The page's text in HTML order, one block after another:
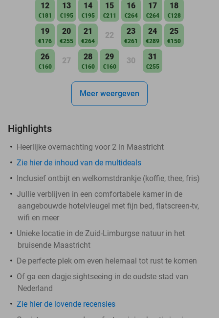
12
€181
13
€195
14
€195
15
€211
16
€264
17
€264
18
€128
19
€176
20
€255
21
€264
22 23
€261
24
€289
25
€150
26
€160
27 28
€160
29
€160
30 31
€255
Meer weergeven
Highlights
Heerlijke overnachting voor 2 in Maastricht
Zie hier de inhoud van de multideals
Inclusief ontbijt en welkomstdrankje (koffie, thee, fris)
Jullie verblijven in een comfortabele kamer in de
aangebouwde hotelvleugel met fijn bed, flatscreen-tv,
wifi en meer
Unieke locatie in de Zuid-Limburgse natuur in het
bruisende Maastricht
De perfecte plek om even helemaal tot rust te komen
Of ga een dagje sightseeing in de oudste stad van
Nederland
Zie hier de lovende recensies